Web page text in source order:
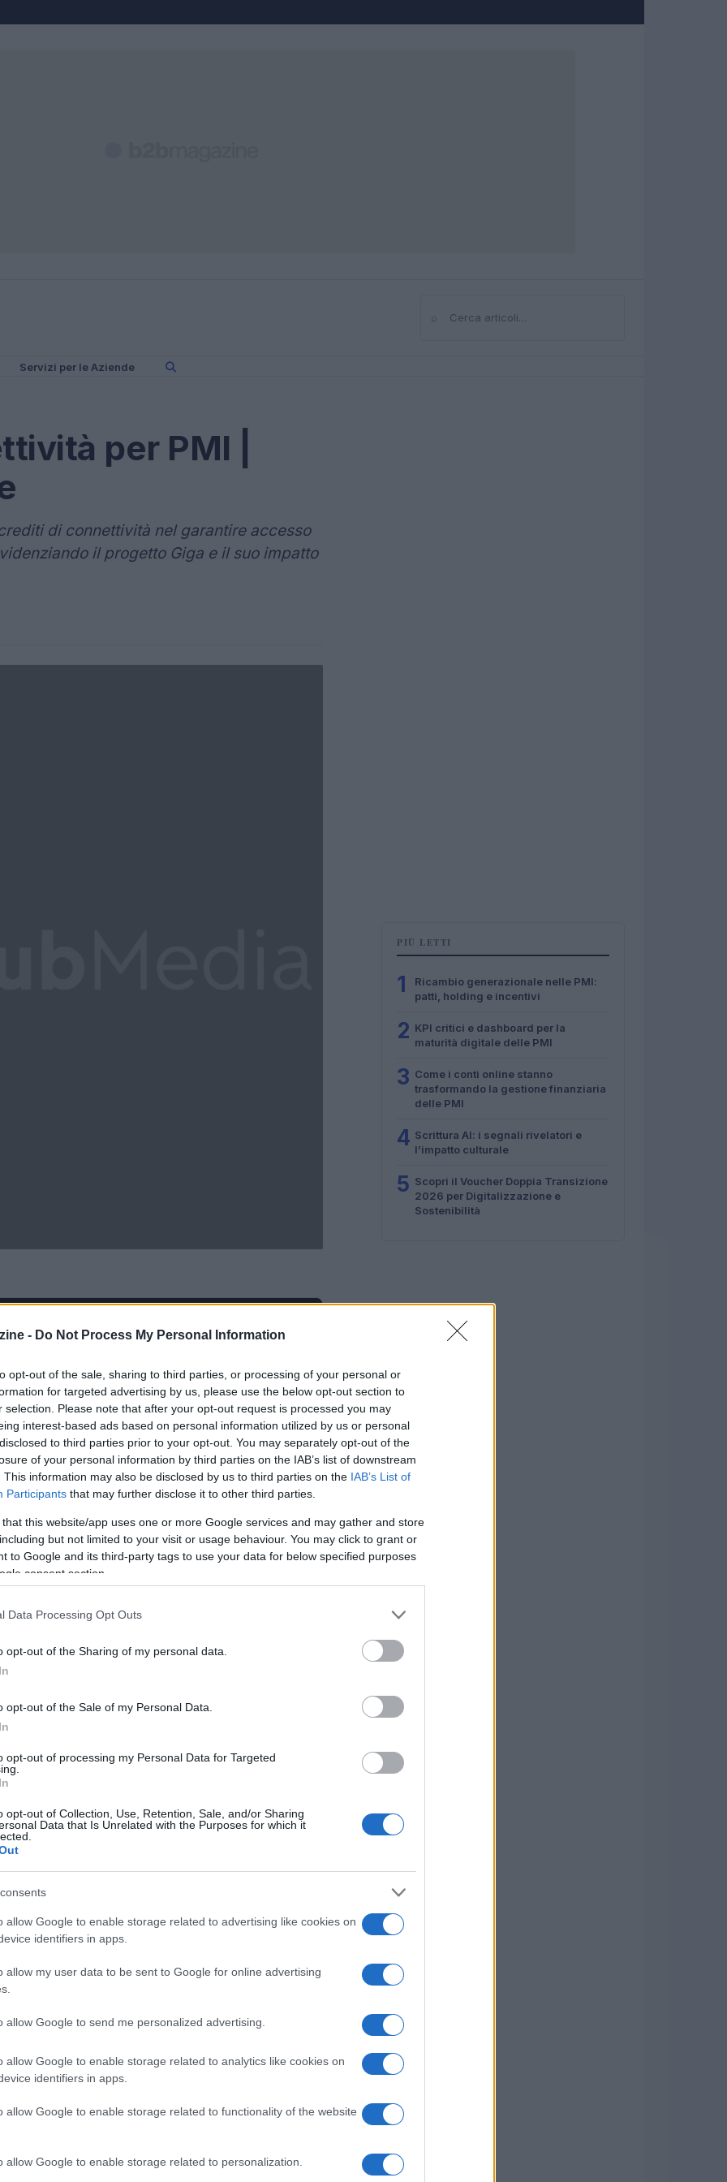
- Do Not Process My Personal Information
opt-out of the sale, sharing to third parties, or processing of your personal or
for targeted advertising by us, please use the below opt-out section to
selection. Please note that after your opt-out request is processed you may
interest-based ads based on personal information utilized by us or personal
to third parties prior to your opt-out. You may separately opt-out of the
of your personal information by third parties on the IAB’s list of downstream
This information may also be disclosed by us to third parties on the IAB’s List of
Participants that may further disclose it to other third parties.
that this website/app uses one or more Google services and may gather and store
but not limited to your visit or usage behaviour. You may click to grant or
to Google and its third-party tags to use your data for below specified purposes
consent section.
Data Processing Opt Outs
opt-out of the Sharing of my personal data.
opt-out of the Sale of my Personal Data.
opt-out of processing my Personal Data for Targeted
opt-out of Collection, Use, Retention, Sale, and/or Sharing
Data that Is Unrelated with the Purposes for which it
allow Google to enable storage related to advertising like cookies on
identifiers in apps.
allow my user data to be sent to Google for online advertising
allow Google to send me personalized advertising.
allow Google to enable storage related to analytics like cookies on
identifiers in apps.
allow Google to enable storage related to functionality of the website
allow Google to enable storage related to personalization.
⌕Cerca
Servizi per le Aziende
per PMI |
di connettività nel garantire accesso
il progetto Giga e il suo impatto
POWERED BY AdhubMedia
dei Crediti di Connettività
un divario digitale preoccupante, con oltre 2,6
Questo scenario non solo ostacola
lo sviluppo economico, in particolare per
in aree remote.
la rete in zone svantaggiate.
innovativo che premia gli ISP per
da raggiungere. Le scuole e le strutture
nell’ottenere una connessione ricevono
Gli ISP possono guadagnare questi
rendendo sostenibile l’espansione
PIÙ LETTI
1
Ricambio generazionale nelle PMI:
patti, holding e incentivi
2 KPI critici e dashboard per la
maturità digitale delle PMI
3 Come i conti online stanno
trasformando la gestione finanziaria
delle PMI
4 Scrittura AI: i segnali rivelatori e
l’impatto culturale
5 Scopri il Voucher Doppia Transizione
2026 per Digitalizzazione e
Sostenibilità